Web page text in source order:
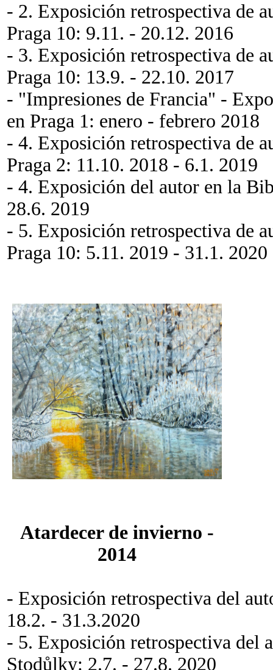
- 2. Exposición retrospectiva de
Praga 10: 9.11. - 20.12. 2016
- 3. Exposición retrospectiva de
Praga 10: 13.9. - 22.10. 2017
- "Impresiones de Francia" -
en Praga 1: enero - febrero 2018
- 4. Exposición retrospectiva de
Praga 2: 11.10. 2018 - 6.1. 2019
- 4. Exposición del autor en la
28.6. 2019
- 5. Exposición retrospectiva de
Praga 10: 5.11. 2019 - 31.1. 2020
Atardecer de invierno -
2014
- Exposición retrospectiva del
18.2. - 31.3.2020
- 5. Exposición retrospectiva del
Stodůlky: 2.7. - 27.8. 2020